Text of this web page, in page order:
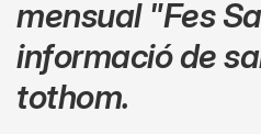
mensual "Fes
informació de
tothom.